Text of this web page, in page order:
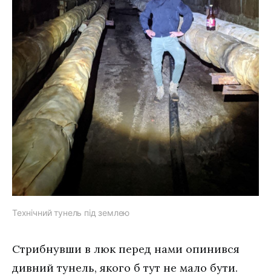
Технічний тунель під землею
Стрибнувши в люк перед нами опинився
дивний тунель, якого б тут не мало бути.